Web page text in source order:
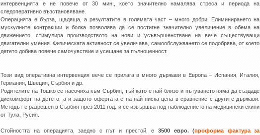
интервенцията е не повече от 30 мин., което значително намалява стреса и периода на
следоперативно възстановяване.
Операцията е бърза, щадяща, а резултатите в голямата част – много добри. Елиминирането на
мускулните контракции и болка позволява да се постигне значително увеличение в обема на
движението, стимулира производството на нови и усъвършенстване на вече съществуващи
двигателни умения. Физическата активност се увеличава, самообслужването се подобрява, от което
детето добива повече самочувствие и усещане за пълноценност.
Този вид оперативна интервенция вече се прилага в много държави в Европа – Испания, Италия,
Германия, Швеция, Сърбия и др.
Родителите на Тошко се насочиха към Сърбия, тъй като е най-близо и пътуването няма да създаде
дискомфорт на детето, а и защото офертата е на най-ниска цена в сравнение с другите държави.
Методът е разрешен в Сърбия през 2011 год. и се извършва под наблюдението на медицински екипи
от Тула, Русия.
Стойността на операцията, заедно с път и престой, е 3500 евро. (проформа фактура за